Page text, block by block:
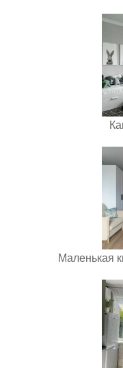
Маленькая